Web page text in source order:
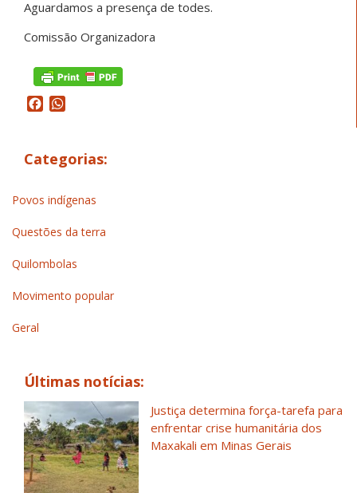
Aguardamos a presença de todes.
Comissão Organizadora
Facebook
Categorias:
Povos indígenas
Questões da terra
Quilombolas
Movimento popular
Geral
Últimas notícias:
Justiça determina força-tarefa para
enfrentar crise humanitária dos
Maxakali em Minas Gerais